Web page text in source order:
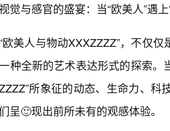
视觉与感官的盛宴：当“欧美人”遇
欧美人与物动XXXZZZZ”，不仅
种全新的艺术表达形式的探索。
所象征的动态、生命力、
呈🙂现出前所未有的观感体验。